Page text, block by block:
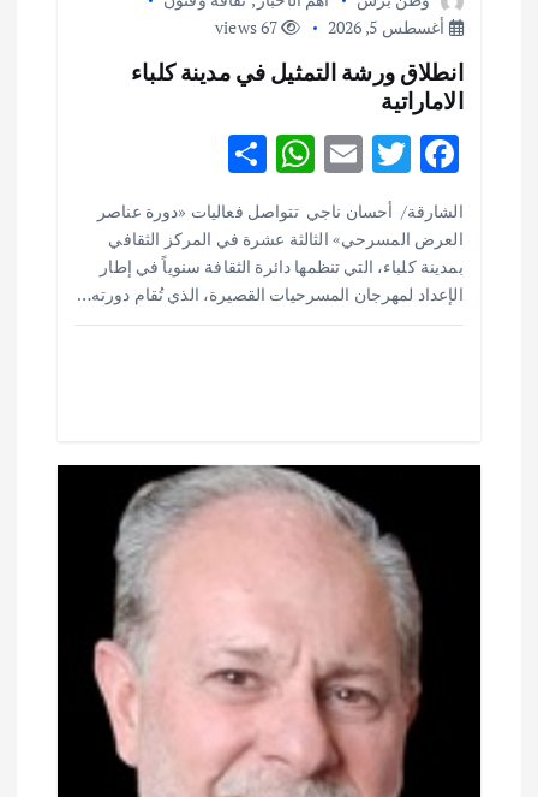
ت
أغسطس 5, 2026
67 views
انطلاق ورشة التمثيل في مدينة كلباء
الاماراتية
F
ac
e
b
o
T
w
it
te
r
E
ai
l
W
h
at
s
A
h
ar
e
الشارقة/ أحسان ناجي تتواصل فعاليات «دورة عناصر
العرض المسرحي» الثالثة عشرة في المركز الثقافي
بمدينة كلباء، التي تنظمها دائرة الثقافة سنوياً في إطار
الإعداد لمهرجان المسرحيات القصيرة، الذي تُقام دورته…